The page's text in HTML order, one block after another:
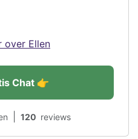
120 reviews
Chat 👉
over Ellen